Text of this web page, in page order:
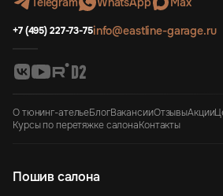
+7 (495) 227-73-75info@eastline-garage.ru
О тюнинг-ательеБлогВакансииОтзывыАкции
Курсы по перетяжке салонаКонтакты
Пошив салона